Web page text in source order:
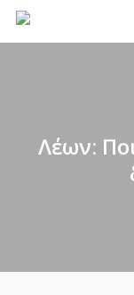
Skip
Λέων: